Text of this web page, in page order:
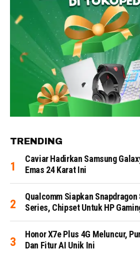
TRENDING
Caviar Hadirkan Samsung
Emas 24 Karat Ini
Qualcomm Siapkan Snapdragon
Series, Chipset Untuk HP
Honor X7e Plus 4G Meluncur,
Dan Fitur AI Unik Ini